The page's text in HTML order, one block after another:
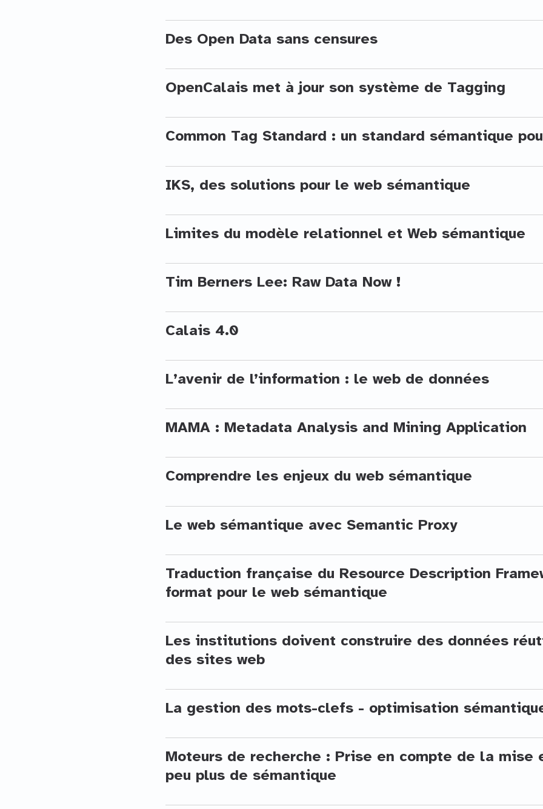
Des Open Data sans censures
OpenCalais met à jour son système de Tagging
Common Tag Standard : un standard sémantique
IKS, des solutions pour le web sémantique
Limites du modèle relationnel et Web sémantique
Tim Berners Lee: Raw Data Now !
Calais 4.0
L’avenir de l’information : le web de données
MAMA : Metadata Analysis and Mining Application
Comprendre les enjeux du web sémantique
Le web sémantique avec Semantic Proxy
Traduction française du Resource Description
format pour le web sémantique
Les institutions doivent construire des données
des sites web
La gestion des mots-clefs - optimisation
Moteurs de recherche : Prise en compte de la mise
peu plus de sémantique